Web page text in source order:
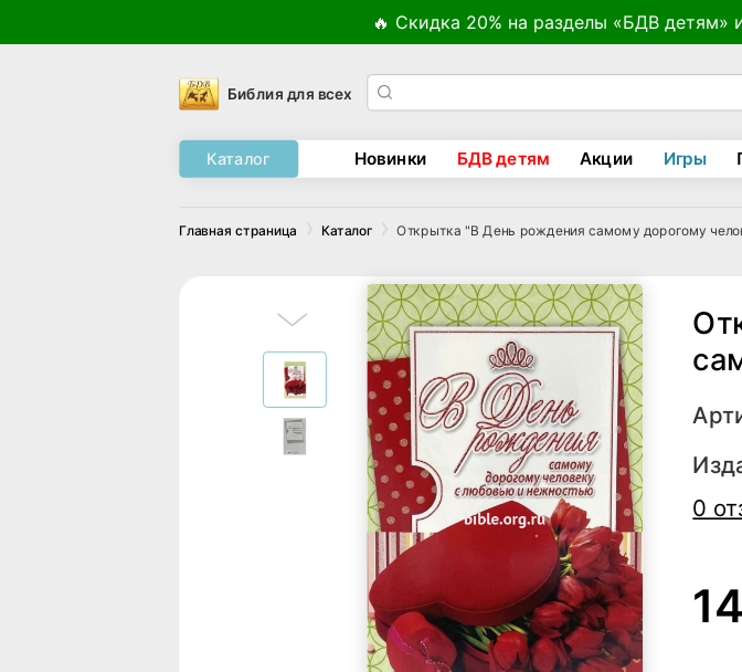
🔥 Скидка 20% на разделы «БДВ
Библия для всех
Каталог Новинки БДВ детям Акции Игры
Главная страница Каталог Открытка "В День рождения самому дорогому
0